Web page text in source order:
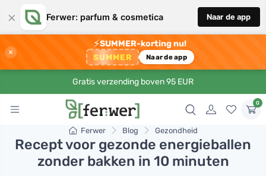
× Ferwer: parfum & cosmetica Naar de app
×
⚡SUMMER-korting nu!
SUMMER Naar de app
Gratis verzending boven 95 EUR
0
Ferwer Blog Gezondheid
Recept voor gezonde energieballen
zonder bakken in 10 minuten